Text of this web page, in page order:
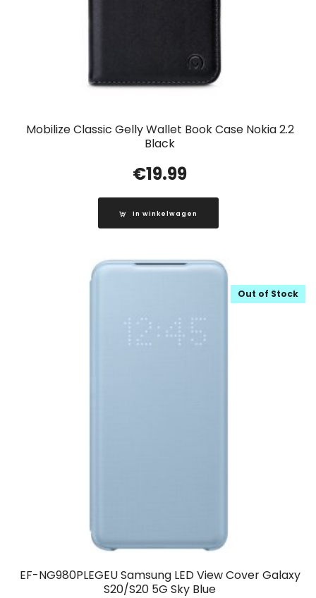
Mobilize Classic Gelly Wallet Book Case Nokia 2.2
Black
€19.99
In winkelwagen
EF-NG980PLEGEU Samsung LED View Cover Galaxy
S20/S20 5G Sky Blue
Out of Stock